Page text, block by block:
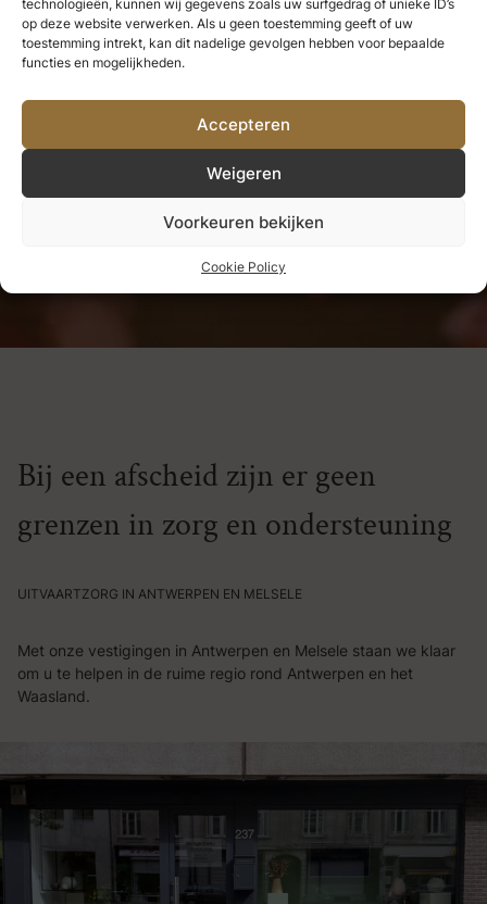
technologieën, kunnen wij gegevens zoals uw surfgedrag of unieke ID’s
op deze website verwerken. Als u geen toestemming geeft of uw
toestemming intrekt, kan dit nadelige gevolgen hebben voor bepaalde
functies en mogelijkheden.
Accepteren
Weigeren
Voorkeuren bekijken
Cookie Policy
Wat we hebben genoten, kunnen
we nooit verliezen. Alles wat we
diep liefhebben, wordt een deel
van ons.
Helen Keller
UITVAARTZORG IN ANTWERPEN EN MELSELE
Bij een afscheid zijn er geen
grenzen in zorg en ondersteuning
Met onze vestigingen in Antwerpen en Melsele staan we klaar
om u te helpen in de ruime regio rond Antwerpen en het
Waasland.